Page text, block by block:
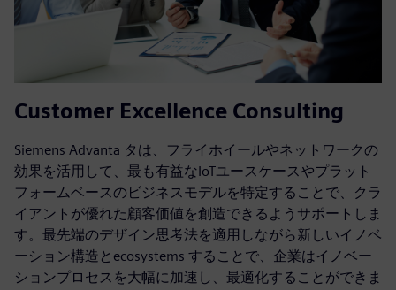
Customer Excellence Consulting
Siemens Advanta タは、フライホイールやネットワークの
効果を活用して、最も有益なIoTユースケースやプラット
フォームベースのビジネスモデルを特定することで、クラ
イアントが優れた顧客価値を創造できるようサポートしま
す。最先端のデザイン思考法を適用しながら新しいイノベ
ーション構造とecosystems することで、企業はイノベー
ションプロセスを大幅に加速し、最適化することができま